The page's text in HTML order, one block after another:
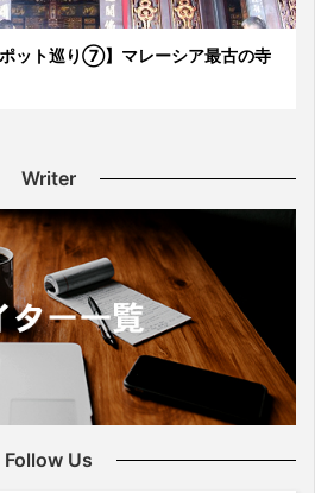
ポット巡り⑦】マレーシア最古の寺
Writer
Follow Us